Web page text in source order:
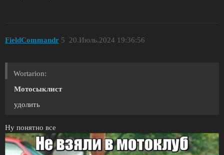
FieldCommandr 20.Июль.2024 19:36:56
5
Wortarion:
Мотосыклист
удолить
Ну понятно все